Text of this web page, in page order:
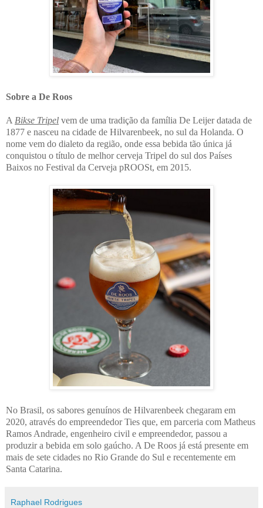
Sobre a De Roos
A Bikse Tripel vem de uma tradição da família De Leijer datada de
1877 e nasceu na cidade de Hilvarenbeek, no sul da Holanda. O
nome vem do dialeto da região, onde essa bebida tão única já
conquistou o título de melhor cerveja Tripel do sul dos Países
Baixos no Festival da Cerveja pROOSt, em 2015.
No Brasil, os sabores genuínos de Hilvarenbeek chegaram em
2020, através do empreendedor Ties que, em parceria com Matheus
Ramos Andrade, engenheiro civil e empreendedor, passou a
produzir a bebida em solo gaúcho. A De Roos já está presente em
mais de sete cidades no Rio Grande do Sul e recentemente em
Santa Catarina.
Raphael Rodrigues